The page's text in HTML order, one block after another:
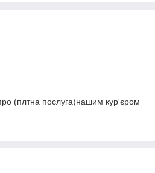
(плтна послуга)нашим кур'єром